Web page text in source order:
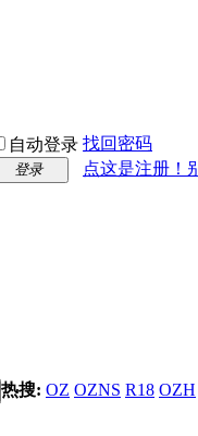
自动登录 找回密码
登录
点这是注册！
热搜: OZ OZNS R18 OZH